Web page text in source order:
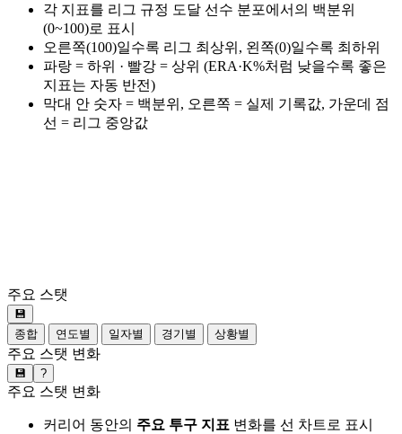
각 지표를 리그 규정 도달 선수 분포에서의 백분위
(0~100)로 표시
오른쪽(100)일수록 리그 최상위, 왼쪽(0)일수록 최하위
파랑 = 하위 · 빨강 = 상위 (ERA·K%처럼 낮을수록 좋은
지표는 자동 반전)
막대 안 숫자 = 백분위, 오른쪽 = 실제 기록값, 가운데 점
선 = 리그 중앙값
주요 스탯
💾
종합
연도별 일자별 경기별 상황별
주요 스탯 변화
💾 ?
주요 스탯 변화
커리어 동안의 주요 투구 지표 변화를 선 차트로 표시